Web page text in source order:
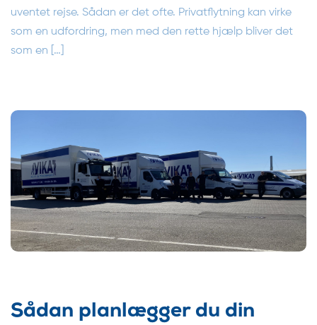
uventet rejse. Sådan er det ofte. Privatflytning kan virke
som en udfordring, men med den rette hjælp bliver det
som en […]
Sådan planlægger du din